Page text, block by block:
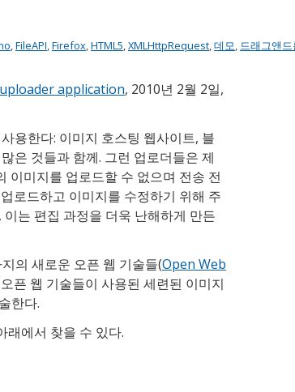
,FileAPI,Firefox,HTML5,XMLHttpRequest,데모, 드래그앤드
application, 2010년 2월 2일,
용한다: 이미지 호스팅 웹사이트, 블
은 것들과 함께. 그런 업로더들은 제
이미지를 업로드할 수 없으며 전송 전
로드하고 이미지를 수정하기 위해 주
는 편집 과정을 더욱 난해하게 만든
의 새로운 오픈 웹 기술들(Open Web
픈 웹 기술들이 사용된 세련된 이미지
한다.
래에서 찾을 수 있다.